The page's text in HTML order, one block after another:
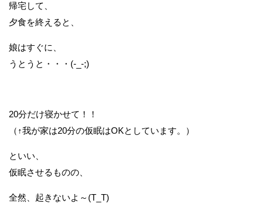
帰宅して、
夕食を終えると、
娘はすぐに、
うとうと・・・(-_-;)
20分だけ寝かせて！！
（↑我が家は20分の仮眠はOKとしています。）
といい、
仮眠させるものの、
全然、起きないよ～(T_T)